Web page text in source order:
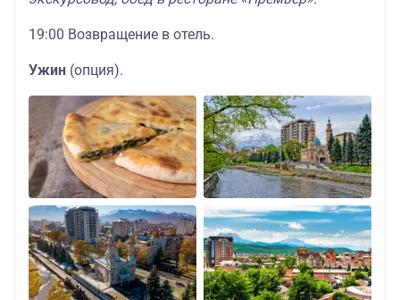
19:00 Возвращение в отель.
Ужин (опция).